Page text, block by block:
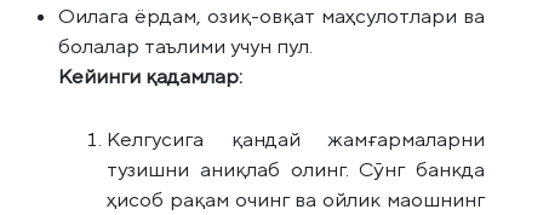
Оилага ёрдам, озиқ-овқат маҳсулотлари ва
болалар таълими учун пул.
Кейинги қадамлар:
Келгусига қандай жамғармаларни
тузишни аниқлаб олинг. Сўнг банкда
ҳисоб рақам очинг ва ойлик маошнинг